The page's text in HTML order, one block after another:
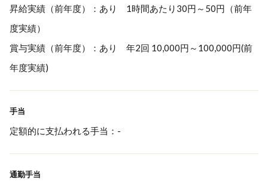
昇給実績（前年度）：あり 1時間あたり30円～50円（前年
度実績）
賞与実績（前年度）：あり 年2回 10,000円～100,000円(前
年度実績)
手当
定額的に支払われる手当：-
通勤手当